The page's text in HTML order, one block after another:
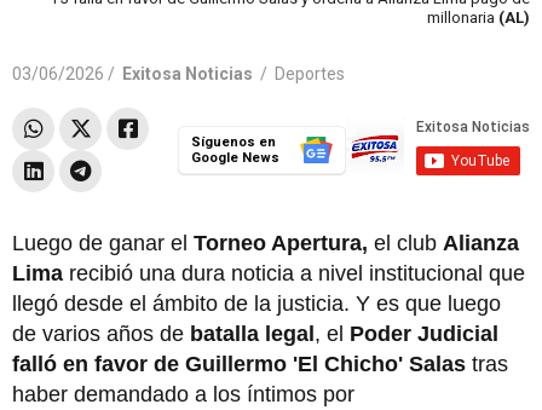
millonaria (AL)
03/06/2026 / Exitosa Noticias / Deportes
Síguenos en
Google News
Luego de ganar el Torneo Apertura, el club Alianza
Lima recibió una dura noticia a nivel institucional que
llegó desde el ámbito de la justicia. Y es que luego
de varios años de batalla legal, el Poder Judicial
falló en favor de Guillermo 'El Chicho' Salas tras
haber demandado a los íntimos por